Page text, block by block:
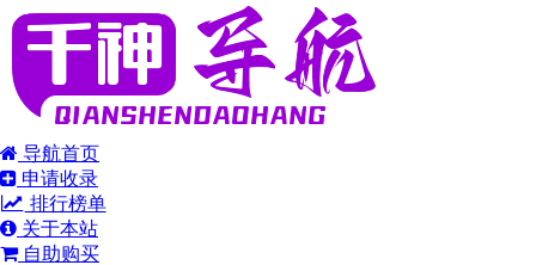
导航首页
申请收录
排行榜单
关于本站
自助购买